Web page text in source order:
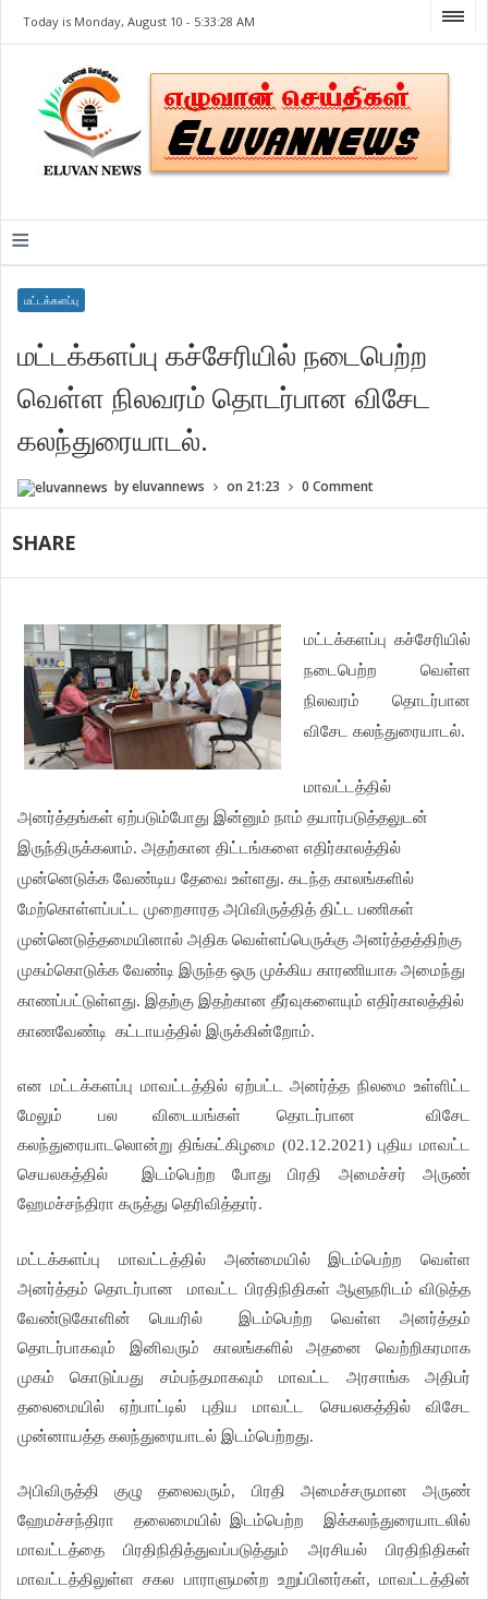
Today is Monday, August 10 - 5:33:28 AM
≡
மட்டக்களப்பு
மட்டக்களப்பு கச்சேரியில் நடைபெற்ற
வெள்ள நிலவரம் தொடர்பான விசேட
கலந்துரையாடல்.
byeluvannews on 21:23 0 Comment
SHARE
மட்டக்களப்பு கச்சேரியில்
நடைபெற்ற வெள்ள
நிலவரம் தொடர்பான
விசேட கலந்துரையாடல்.
மாவட்டத்தில்
அனர்த்தங்கள் ஏற்படும்போது இன்னும் நாம் தயார்படுத்தலுடன்
இருந்திருக்கலாம். அதற்கான திட்டங்களை எதிர்காலத்தில்
முன்னெடுக்க வேண்டிய தேவை உள்ளது. கடந்த காலங்களில்
மேற்கொள்ளப்பட்ட முறைசாரத அபிவிருத்தித் திட்ட பணிகள்
முன்னெடுத்தமையினால் அதிக வெள்ளப்பெருக்கு அனர்த்தத்திற்கு
முகம்கொடுக்க வேண்டி இருந்த ஒரு முக்கிய காரணியாக அமைந்து
காணப்பட்டுள்ளது. இதற்கு இதற்கான தீர்வுகளையும் எதிர்காலத்தில்
காணவேண்டி
கட்டாயத்தில் இருக்கின்றோம்.
என மட்டக்களப்பு மாவட்டத்தில் ஏற்பட்ட அனர்த்த நிலமை உள்ளிட்ட
மேலும் பல விடையங்கள் தொடர்பான
விசேட
கலந்துரையாடலொன்று திங்கட்கிழமை (02.12.2021) புதிய மாவட்ட
செயலகத்தில்
இடம்பெற்ற போது பிரதி அமைச்சர் அருண்
ஹேமச்சந்திரா கருத்து தெரிவித்தார்.
மட்டக்களப்பு மாவட்டத்தில் அண்மையில் இடம்பெற்ற வெள்ள
அனர்த்தம் தொடர்பான
மாவட்ட பிரதிநிதிகள் ஆளுநரிடம் விடுத்த
வேண்டுகோளின் பெயரில்
இடம்பெற்ற வெள்ள அனர்த்தம்
தொடர்பாகவும் இனிவரும் காலங்களில் அதனை வெற்றிகரமாக
முகம் கொடுப்பது சம்பந்தமாகவும் மாவட்ட அரசாங்க அதிபர்
தலைமையில் ஏற்பாட்டில் புதிய மாவட்ட செயலகத்தில் விசேட
முன்னாயத்த கலந்துரையாடல் இடம்பெற்றது.
அபிவிருத்தி குழு தலைவரும், பிரதி அமைச்சருமான அருண்
ஹேமச்சந்திரா
தலைமையில் இடம்பெற்ற
இக்கலந்துரையாடலில்
மாவட்டத்தை பிரதிநிதித்துவப்படுத்தும் அரசியல் பிரதிநிதிகள்
மாவட்டத்திலுள்ள சகல பாராளுமன்ற உறுப்பினர்கள், மாவட்டத்தின்